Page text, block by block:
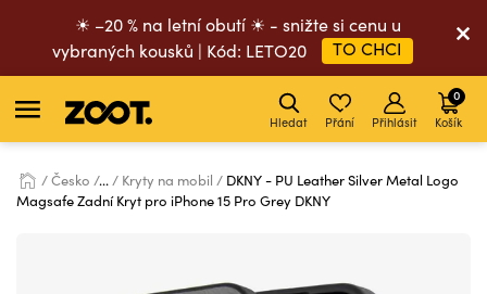
☀ –20 % na letní obutí ☀ - snižte si cenu u
vybraných kousků | Kód: LETO20
TO CHCI
Hledat Přání Přihlásit Košík
0
Česko ... Kryty na mobil
DKNY - PU Leather Silver Metal Logo
Magsafe Zadní Kryt pro iPhone 15 Pro Grey DKNY